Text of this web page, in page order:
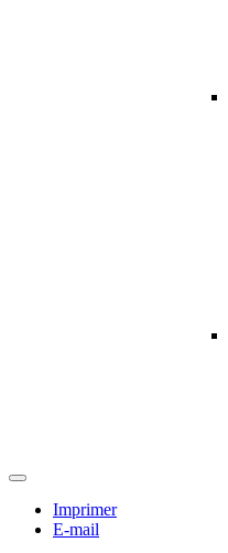
Imprimer
E-mail